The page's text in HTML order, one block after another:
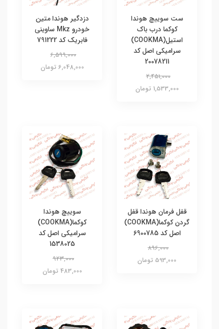
ست سوییچ هوندا
کوکما درب باک
استیل(COOKMA)
سرامیکی اصل کد
20078211
2,451,000
1,533,000 تومان
دزدگیر هوندا متین
خودرو Mkz ساوینی
فابریک کد 791222
6,599,000
6,048,000 تومان
قفل فرمان هوندا قفل
گردن کوکما(COOKMA)
اصل کد 6900785
896,000
593,000 تومان
سوییچ هوندا
کوکما(COOKMA)
سرامیکی اصل کد
1538025
923,000
483,000 تومان